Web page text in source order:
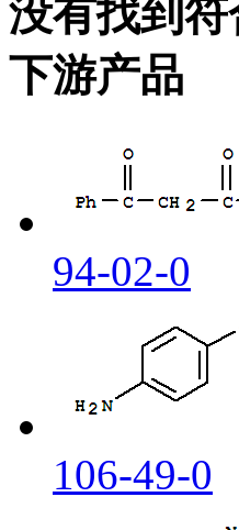
没有找到
下游产品
94-02-0
106-49-0